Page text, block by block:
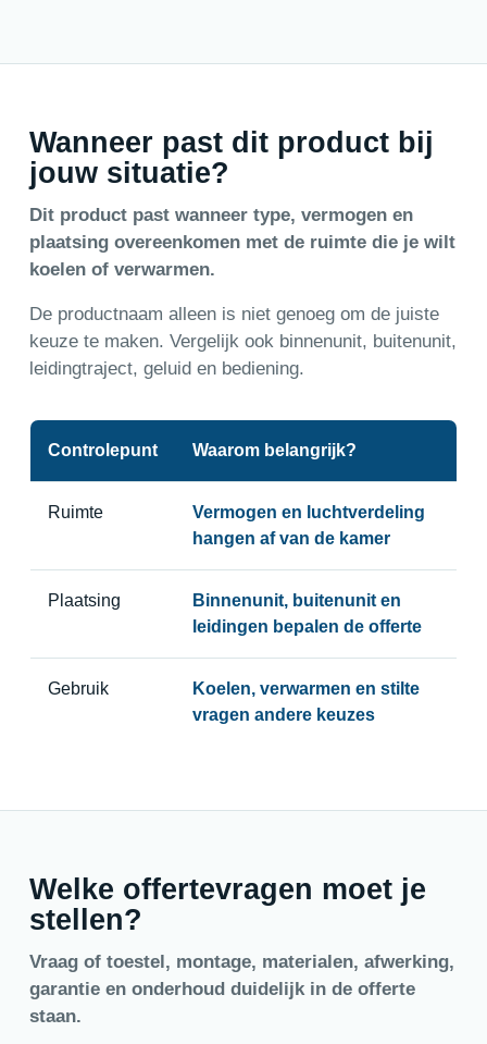
Wanneer past dit product bij
jouw situatie?
Dit product past wanneer type, vermogen en
plaatsing overeenkomen met de ruimte die je wilt
koelen of verwarmen.
De productnaam alleen is niet genoeg om de juiste
keuze te maken. Vergelijk ook binnenunit, buitenunit,
leidingtraject, geluid en bediening.
Controlepunt Waarom belangrijk?
Ruimte
Vermogen en luchtverdeling
hangen af van de kamer
Plaatsing
Binnenunit, buitenunit en
leidingen bepalen de offerte
Gebruik
Koelen, verwarmen en stilte
vragen andere keuzes
Welke offertevragen moet je
stellen?
Vraag of toestel, montage, materialen, afwerking,
garantie en onderhoud duidelijk in de offerte
staan.